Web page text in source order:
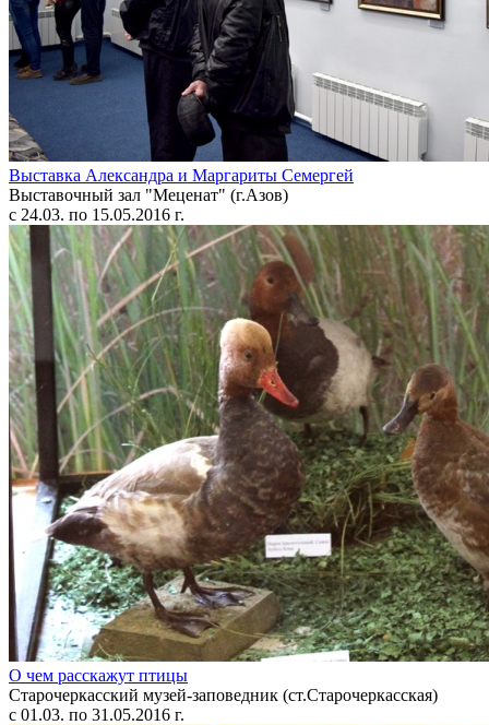
Выставка Александра и Маргариты Семергей
Выставочный зал "Меценат" (г.Азов)
с 24.03. по 15.05.2016 г.
О чем расскажут птицы
Старочеркасский музей-заповедник (ст.Старочеркасская)
с 01.03. по 31.05.2016 г.